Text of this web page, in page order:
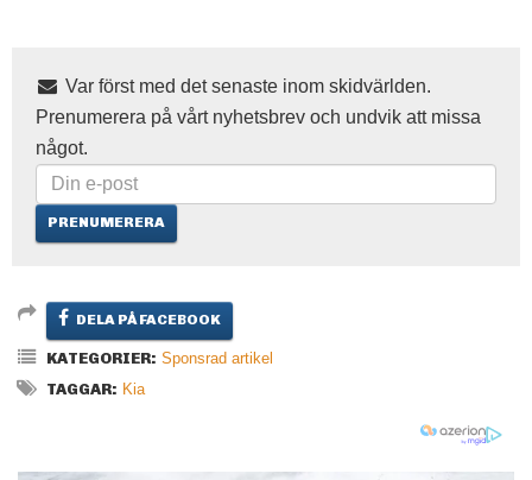
Var först med det senaste inom skidvärlden.
Prenumerera på vårt nyhetsbrev och undvik att missa
något.
DELA PÅ FACEBOOK
KATEGORIER: Sponsrad artikel
TAGGAR: Kia